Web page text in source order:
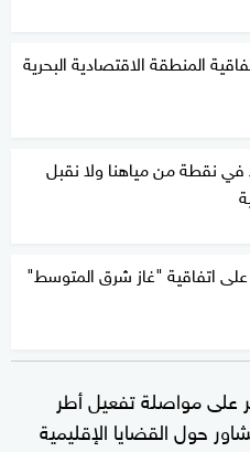
المنطقة الاقتصادية البحرية
نقطة من مياهنا ولا نقبل
اتفاقية "غاز شرق المتوسط"
مواصلة تفعيل أطر
حول القضايا الإقليمية